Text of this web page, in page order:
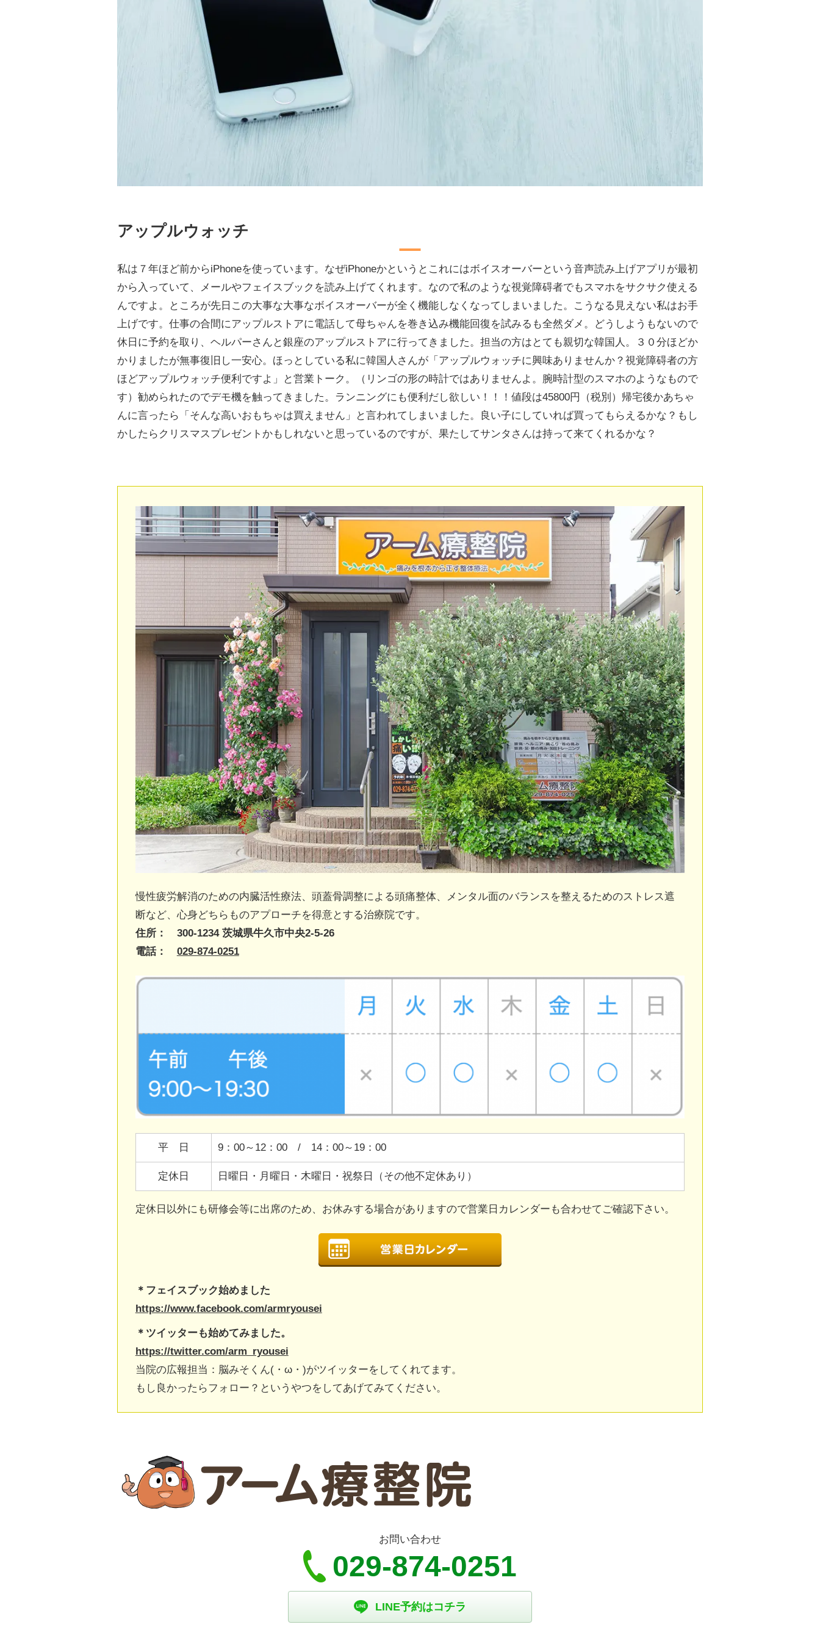
アップルウォッチ
私は７年ほど前からiPhoneを使っています。なぜiPhoneかというとこれにはボイスオーバーという音声読み上げアプリが最初
から入っていて、メールやフェイスブックを読み上げてくれます。なので私のような視覚障碍者でもスマホをサクサク使える
んですよ。ところが先日この大事な大事なボイスオーバーが全く機能しなくなってしまいました。こうなる見えない私はお手
上げです。仕事の合間にアップルストアに電話して母ちゃんを巻き込み機能回復を試みるも全然ダメ。どうしようもないので
休日に予約を取り、ヘルパーさんと銀座のアップルストアに行ってきました。担当の方はとても親切な韓国人。３０分ほどか
かりましたが無事復旧し一安心。ほっとしている私に韓国人さんが「アップルウォッチに興味ありませんか？視覚障碍者の方
ほどアップルウォッチ便利ですよ」と営業トーク。（リンゴの形の時計ではありませんよ。腕時計型のスマホのようなもので
す）勧められたのでデモ機を触ってきました。ランニングにも便利だし欲しい！！！値段は45800円（税別）帰宅後かあちゃ
んに言ったら「そんな高いおもちゃは買えません」と言われてしまいました。良い子にしていれば買ってもらえるかな？もし
かしたらクリスマスプレゼントかもしれないと思っているのですが、果たしてサンタさんは持って来てくれるかな？
慢性疲労解消のための内臓活性療法、頭蓋骨調整による頭痛整体、メンタル面のバランスを整えるためのストレス遮
断など、心身どちらものアプローチを得意とする治療院です。
住所： 300-1234 茨城県牛久市中央2-5-26
電話： 029-874-0251
平 日 9：00～12：00 / 14：00～19：00
定休日 日曜日・月曜日・木曜日・祝祭日（その他不定休あり）
定休日以外にも研修会等に出席のため、お休みする場合がありますので営業日カレンダーも合わせてご確認下さい。
＊フェイスブック始めました
https://www.facebook.com/armryousei
＊ツイッターも始めてみました。
https://twitter.com/arm_ryousei
当院の広報担当：脳みそくん(・ω・)がツイッターをしてくれてます。
もし良かったらフォロー？というやつをしてあげてみてください。
お問い合わせ
029-874-0251
LINE予約はコチラ